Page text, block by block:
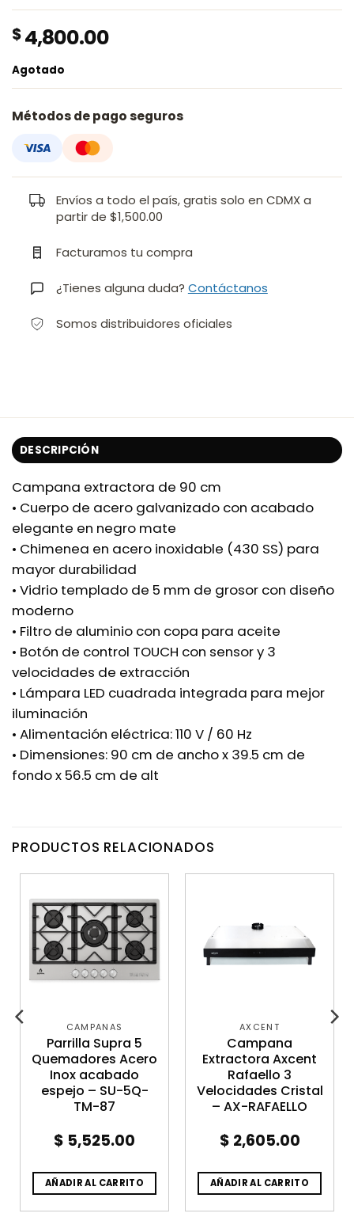
$4,800.00
Agotado
Métodos de pago seguros
Envíos a todo el país, gratis solo en CDMX a
partir de $1,500.00
Facturamos tu compra
¿Tienes alguna duda? Contáctanos
Somos distribuidores oficiales
DESCRIPCIÓN
Campana extractora de 90 cm
• Cuerpo de acero galvanizado con acabado
elegante en negro mate
• Chimenea en acero inoxidable (430 SS) para
mayor durabilidad
• Vidrio templado de 5 mm de grosor con diseño
moderno
• Filtro de aluminio con copa para aceite
• Botón de control TOUCH con sensor y 3
velocidades de extracción
• Lámpara LED cuadrada integrada para mejor
iluminación
• Alimentación eléctrica: 110 V / 60 Hz
• Dimensiones: 90 cm de ancho x 39.5 cm de
fondo x 56.5 cm de alt
PRODUCTOS RELACIONADOS
CAMPANAS
Parrilla Supra 5
Quemadores Acero
Inox acabado
espejo – SU-5Q-
TM-87
$ 5,525.00
AÑADIR AL CARRITO
AXCENT
Campana
Extractora Axcent
Rafaello 3
Velocidades Cristal
– AX-RAFAELLO
$ 2,605.00
AÑADIR AL CARRITO